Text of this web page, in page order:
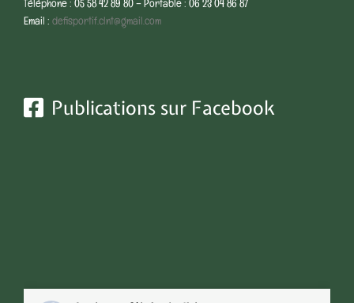
Téléphone : 05 58 42 89 80 – Portable : 06 23 04 86 87
Email : defisportif.clnt@gmail.com
Publications sur Facebook